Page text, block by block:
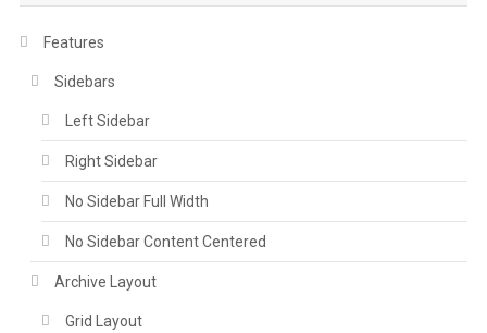
Features
Sidebars
Left Sidebar
Right Sidebar
No Sidebar Full Width
No Sidebar Content Centered
Archive Layout
Grid Layout